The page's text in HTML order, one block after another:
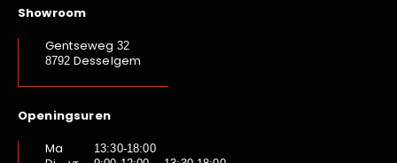
Showroom
Gentseweg 32
8792 Desselgem
Openingsuren
Ma
13:30-18:00